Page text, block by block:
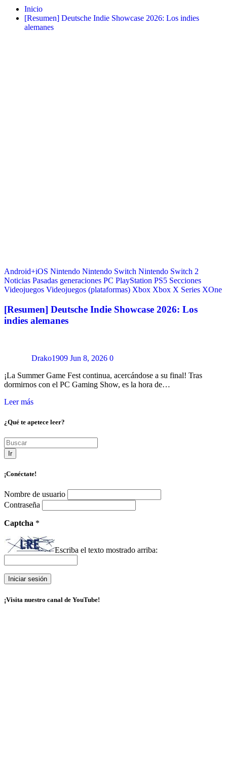
Inicio
[Resumen] Deutsche Indie Showcase 2026: Los indies
alemanes
Android+iOS Nintendo Nintendo Switch Nintendo Switch 2
Noticias Pasadas generaciones PC PlayStation PS5 Secciones
Videojuegos Videojuegos (plataformas) Xbox Xbox X Series XOne
[Resumen] Deutsche Indie Showcase 2026: Los
indies alemanes
Drako1909 Jun 8, 2026 0
¡La Summer Game Fest continua, acercándose a su final! Tras
dormirnos con el PC Gaming Show, es la hora de…
Leer más
¿Qué te apetece leer?
Ir
¡Conéctate!
Nombre de usuario
Contraseña
Captcha *
Escriba el texto mostrado arriba:
¡Visita nuestro canal de YouTube!